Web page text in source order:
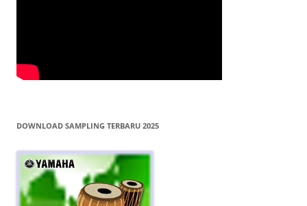
DOWNLOAD SAMPLING TERBARU 2025